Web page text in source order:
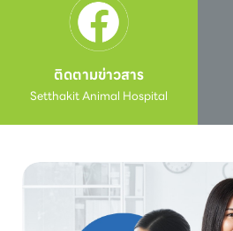
ติดตามข่าวสาร
Setthakit Animal Hospital